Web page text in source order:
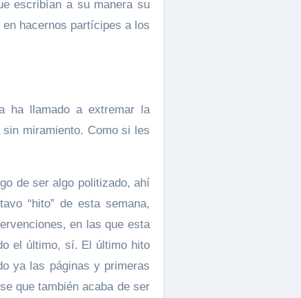
escribían a su manera su
en hacernos partícipes a los
ha llamado a extremar la
miramiento. Como si les
de ser algo politizado, ahí
“hito” de esta semana,
en las que esta
el último, sí. El último hito
ya las páginas y primeras
que también acaba de ser